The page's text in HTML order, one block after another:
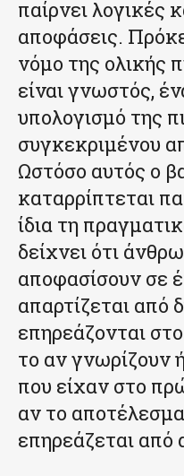
παίρνει λογικές
αποφάσεις.
νόμο της ολικής
είναι γνωστός,
υπολογισμό της
συγκεκριμένου
Ωστόσο αυτός ο
καταρρίπτεται
ίδια τη
δείχνει ότι
αποφασίσουν σε
απαρτίζεται από
επηρεάζονται
το αν γνωρίζουν
που είχαν στο
αν το
επηρεάζεται